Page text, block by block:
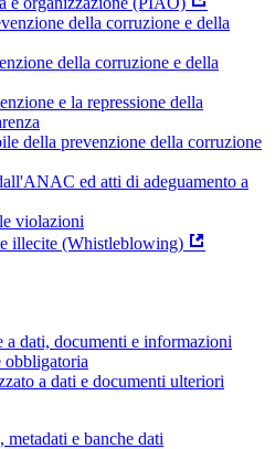
della corruzione e della
della corruzione e della
e la repressione della
della prevenzione della corruzione
ed atti di adeguamento a
violazioni
illecite (Whistleblowing)
a dati, documenti e informazioni
obbligatoria
a dati e documenti ulteriori
e banche dati